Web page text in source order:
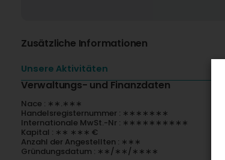
Zusätzliche Informationen
Unsere Aktivitäten
Verwaltungs- und Finanzdaten
Nace : ∗∗.∗∗∗
Handelsregisternummer : ∗∗∗∗∗∗∗
Internationale MwSt.-Nr : ∗∗∗∗∗∗∗∗∗∗
Kapital : ∗∗ ∗∗∗ €
Anzahl der Angestellten : ∗∗∗
Gründungsdatum : ∗∗/∗∗/∗∗∗∗